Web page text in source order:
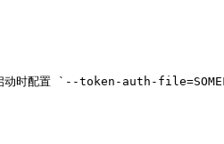
动时配置 `--token-auth-